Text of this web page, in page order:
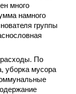
много
намного
группы
По
уборка мусора